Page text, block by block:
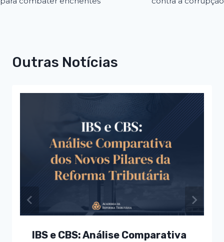
Outras Notícias
IBS e CBS: Análise Comparativa